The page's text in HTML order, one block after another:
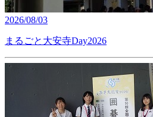
2026/08/03
まるごと大安寺Day2026